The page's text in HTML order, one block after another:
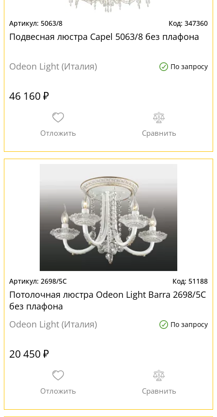
5063/8 347360
Подвесная люстра Capel 5063/8 без плафона
Odeon Light (Италия) По запросу
46 160 ₽
2698/5C 51188
Потолочная люстра Odeon Light Barra 2698/5C
без плафона
Odeon Light (Италия)
По запросу
20 450 ₽